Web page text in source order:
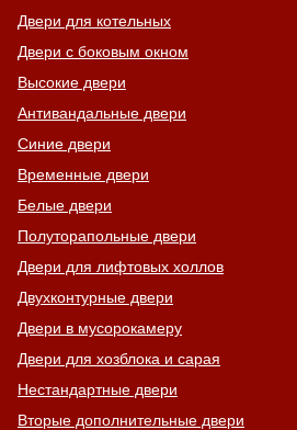
Двери для котельных
Двери с боковым окном
Высокие двери
Антивандальные двери
Синие двери
Временные двери
Белые двери
Полуторапольные двери
Двери для лифтовых холлов
Двухконтурные двери
Двери в мусорокамеру
Двери для хозблока и сарая
Нестандартные двери
Вторые дополнительные двери